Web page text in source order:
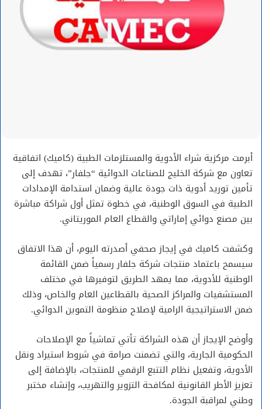
أبرمت مركزية شراء الأدوية والمستلزمات الطبية (كاميك) اتفاقية
تعاون مع شركة الخليج للصناعات الدوائية “جلفار”، تهدف إلى
تأمين توريد أدوية ذات جودة عالية وضمان استدامة الإمدادات
الطبية في السوق الوطنية، في خطوة تمثل أول شراكة مباشرة
بين مصنع دوائي إماراتي والقطاع العام الموريتاني.
وكشفت كاميك في إيجاز صحفي أصدرته اليوم، أن هذا الاتفاق
سيسمح باعتماد منتجات شركة جلفار رسمياً ضمن القائمة
الوطنية للأدوية، مما يمهد الطريق لتوفيرها في مختلف
المستشفيات والمراكز الصحية بالقطاعين العام والخاص، وذلك
ضمن الاستراتيجية الرامية لإصلاح منظومة التموين الدوائي.
وأوضح الإيجاز أن هذه الشراكة تأتي تماشياً مع الإصلاحات
الحكومية الجارية، والتي تضمنت صرامة في شروط استيراد ونقل
الأدوية، وتفعيل نظام التتبع الرقمي للمنتجات، بالإضافة إلى
تعزيز الأطر القانونية لمكافحة التزوير والتهريب، وإنشاء مختبر
وطني لمراقبة الجودة.